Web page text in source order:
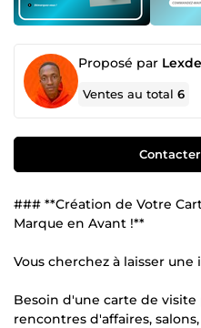
Proposé par
Ventes au total6
### **Création de Votre
Marque en Avant !**
Vous cherchez à laisser
Besoin d'une carte de
rencontres d'affaires,